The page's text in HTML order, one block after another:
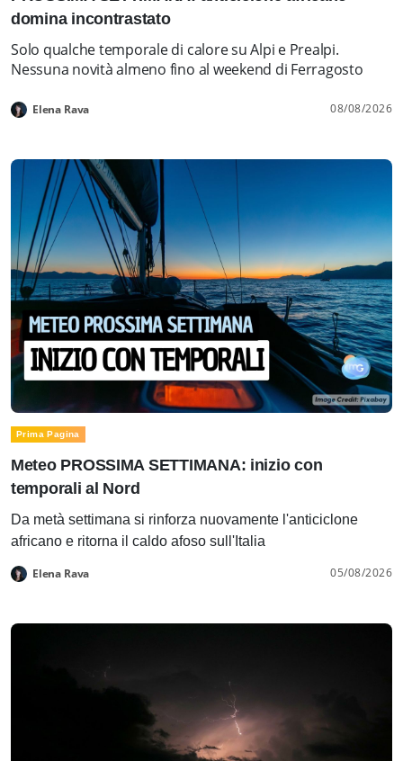
domina incontrastato
Solo qualche temporale di calore su Alpi e Prealpi.
Nessuna novità almeno fino al weekend di Ferragosto
Elena Rava 08/08/2026
Prima Pagina
Meteo PROSSIMA SETTIMANA: inizio con
temporali al Nord
Da metà settimana si rinforza nuovamente l'anticiclone
africano e ritorna il caldo afoso sull'Italia
Elena Rava 05/08/2026